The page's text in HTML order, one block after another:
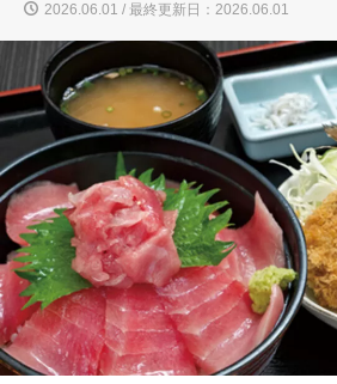
2026.06.01 / 最終更新日：2026.06.01